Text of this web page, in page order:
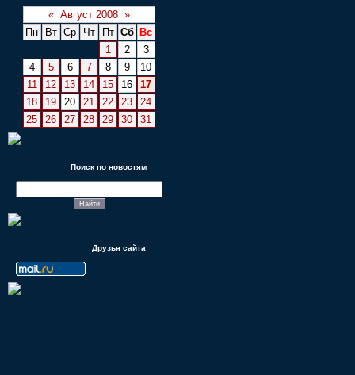
« Август 2008 »
Пн
Вт Ср Чт Пт Сб
Вс
1
2
3
4
5 6 7 8 9
10
11
12 13 14 15 16
17
18
19 20 21 22 23
24
25
26 27 28 29 30 31
Поиск по новостям
Друзья сайта